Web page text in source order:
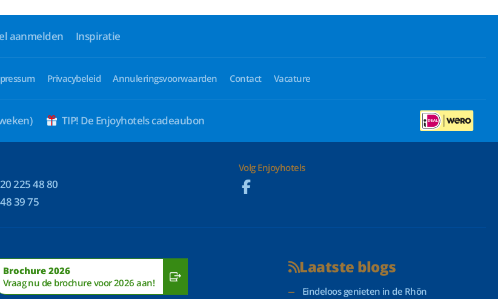
aanmelden Inspiratie
Privacybeleid Annuleringsvoorwaarden Contact Vacature
TIP! De Enjoyhotels cadeaubon
225 48 80
39 75
Volg Enjoyhotels
Brochure 2026
Vraag nu de brochure voor 2026 aan!
Laatste blogs
Eindeloos genieten in de Rhön